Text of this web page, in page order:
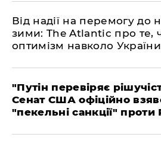
​Від надії на перемогу до
зими: The Atlantic про те,
оптимізм навколо України
​"Путін перевіряє
Сенат США офіційно
"пекельні санкції" проти